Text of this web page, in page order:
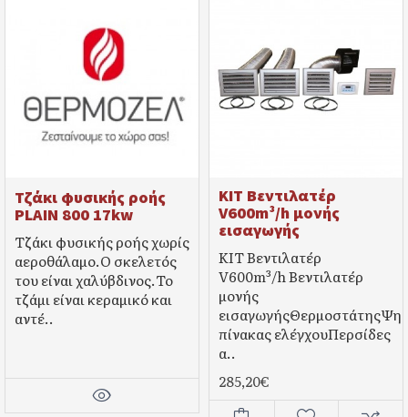
Τζάκι φυσικής ροής
PLAIN 800 17kw
Τζάκι φυσικής ροής χωρίς
αεροθάλαμο.Ο σκελετός
του είναι χαλύβδινος.Το
τζάμι είναι κεραμικό και
αντέ..
KIT Βεντιλατέρ
V600m³/h μονής
εισαγωγής
KIT Βεντιλατέρ
V600m³/h Βεντιλατέρ
μονής
πίνακας ελέγχουΠερσίδες
α..
285,20€